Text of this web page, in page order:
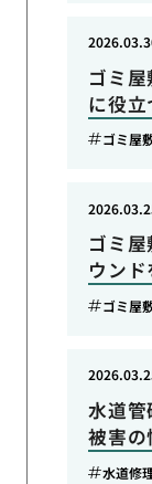
ゴミ
に役
ゴミ屋
ゴミ
ウン
ゴミ屋
水道
被害の
水道修